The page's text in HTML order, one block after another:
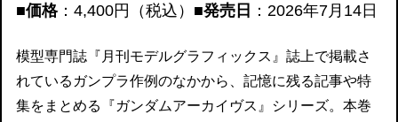
■価格：4,400円（税込） ■発売日 ：2026年7月14日
模型専門誌『月刊モデルグラフィックス』誌上で掲載さ
れているガンプラ作例のなかから、記憶に残る記事や特
集をまとめる『ガンダムアーカイヴス』シリーズ。本巻